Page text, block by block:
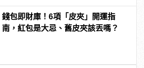
錢包即財庫！6項「皮夾」開運指
南，紅包是大忌、舊皮夾該丟嗎？